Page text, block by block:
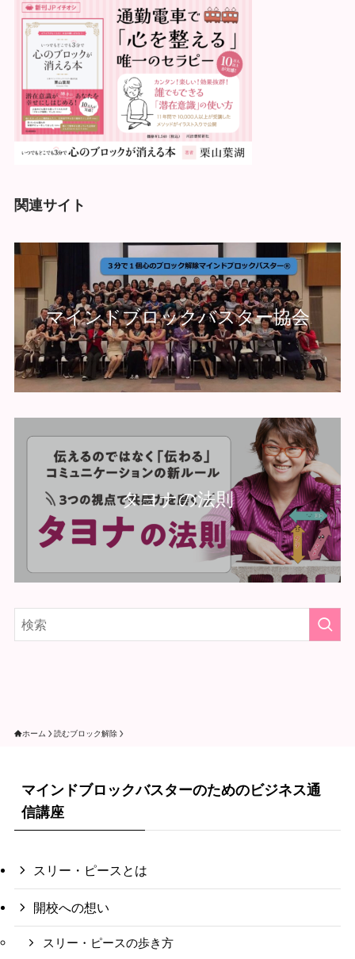
関連サイト
マインドブロックバスター協会
タヨナの法則
ホーム 読むブロック解除
マインドブロックバスターのためのビジネス通
信講座
スリー・ピースとは
開校への想い
スリー・ピースの歩き方